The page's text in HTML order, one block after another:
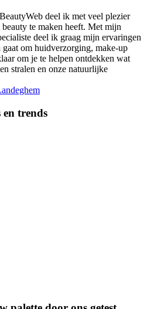
deel ik met veel plezier
te maken heeft. Met mijn
deel ik graag mijn ervaringen
om huidverzorging, make-up
om je te helpen ontdekken wat
stralen en onze natuurlijke
trends